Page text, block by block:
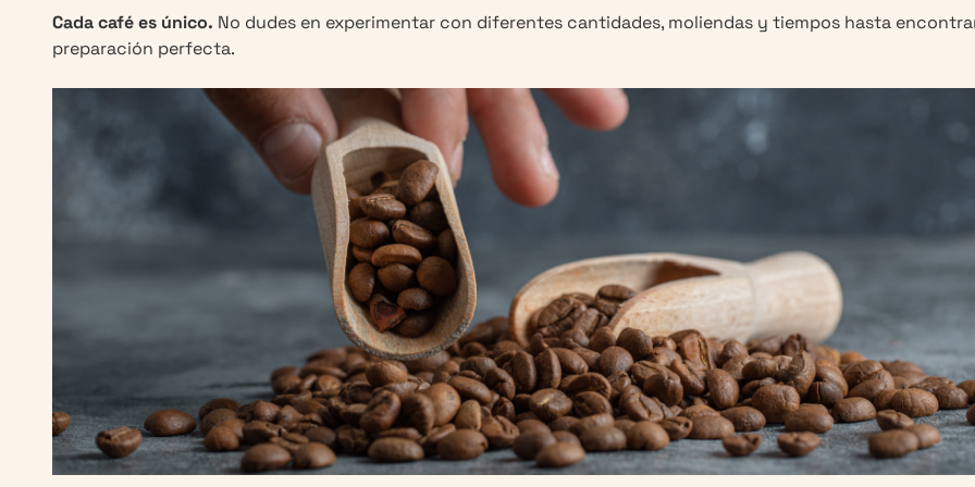
Cada café es único. No dudes en experimentar con diferentes cantidades, moliendas y tiempos hasta
preparación perfecta.